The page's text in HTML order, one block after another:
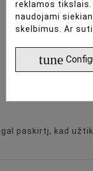
paskirtį, kad
reklamos
naudojami
skelbimus. Ar
tune